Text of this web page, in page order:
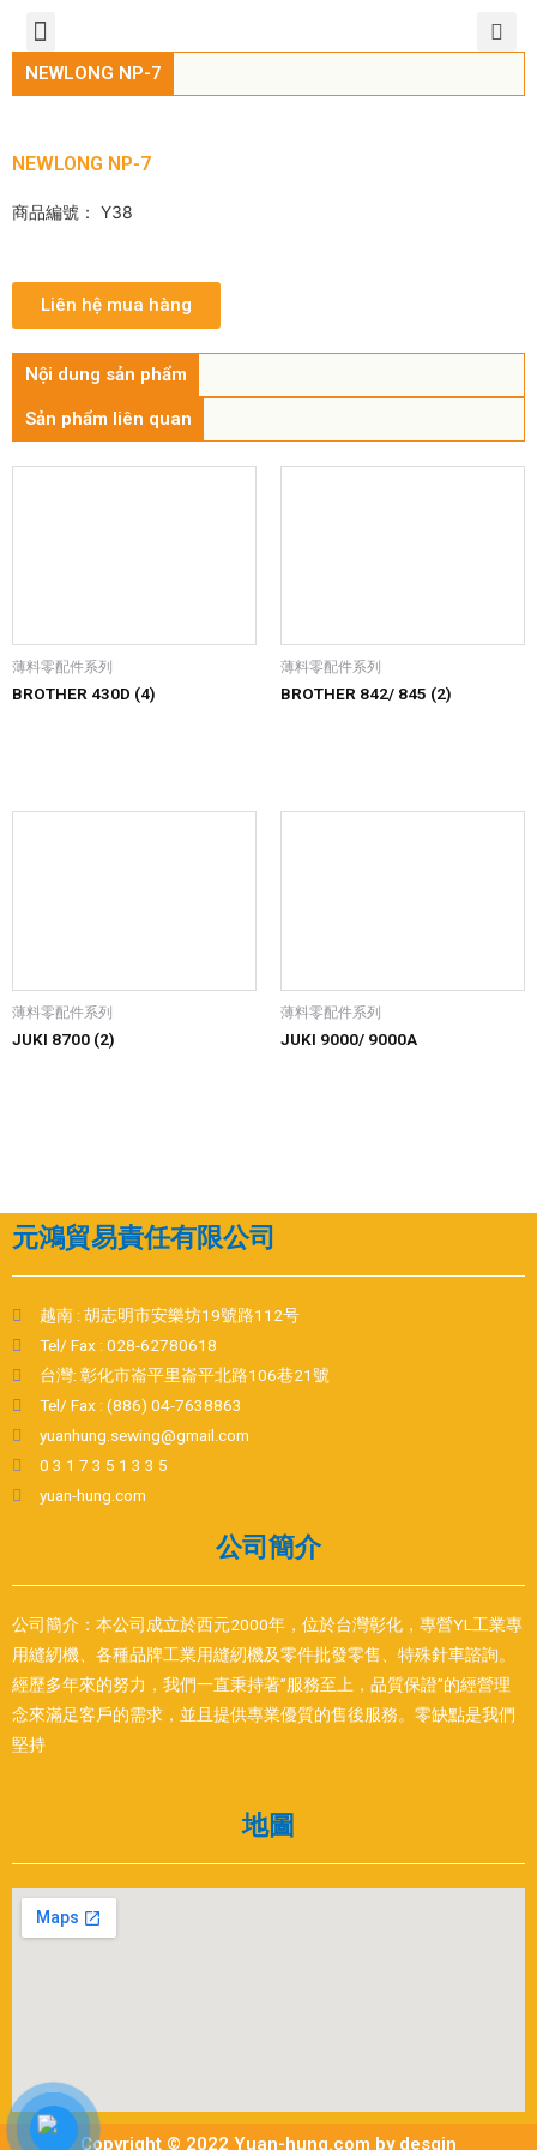
NEWLONG NP-7
NEWLONG NP-7
商品編號： Y38
Liên hệ mua hàng
Nội dung sản phẩm
Sản phẩm liên quan
薄料零配件系列
BROTHER 430D (4)
薄料零配件系列
BROTHER 842/ 845 (2)
薄料零配件系列
JUKI 8700 (2)
薄料零配件系列
JUKI 9000/ 9000A
元鴻貿易責任有限公司
越南 : 胡志明市安樂坊19號路112号
Tel/ Fax : 028-62780618
台灣: 彰化市崙平里崙平北路106巷21號
Tel/ Fax : (886) 04-7638863
yuanhung.sewing@gmail.com
0 3 1 7 3 5 1 3 3 5
yuan-hung.com
公司簡介
公司簡介：本公司成立於西元2000年，位於台灣彰化，專營YL工業專
用縫紉機、各種品牌工業用縫紉機及零件批發零售、特殊針車諮詢。
經歷多年來的努力，我們一直秉持著”服務至上，品質保證”的經營理
念來滿足客戶的需求，並且提供專業優質的售後服務。零缺點是我們
堅持
地圖
Copyright © 2022 Yuan-hung.com by desgin